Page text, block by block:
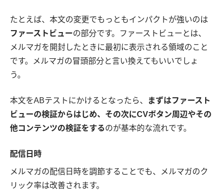
たとえば、本文の変更でもっともインパクトが強いのは
ファーストビューの部分です。ファーストビューとは、
メルマガを開封したときに最初に表示される領域のこと
です。メルマガの冒頭部分と言い換えてもいいでしょ
う。
本文をABテストにかけるとなったら、
まずはファースト
ビューの検証からはじめ、その次にCVボタン周辺やその
他コンテンツの検証をするのが基本的な流れです。
配信日時
メルマガの配信日時を調節することでも、メルマガのク
リック率は改善されます。